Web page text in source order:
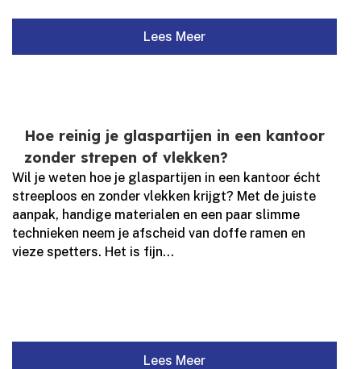
Lees Meer
Hoe reinig je glaspartijen in een kantoor
zonder strepen of vlekken?
Wil je weten hoe je glaspartijen in een kantoor écht
streeploos en zonder vlekken krijgt? Met de juiste
aanpak, handige materialen en een paar slimme
technieken neem je afscheid van doffe ramen en
vieze spetters.​ Het is fijn...
Lees Meer